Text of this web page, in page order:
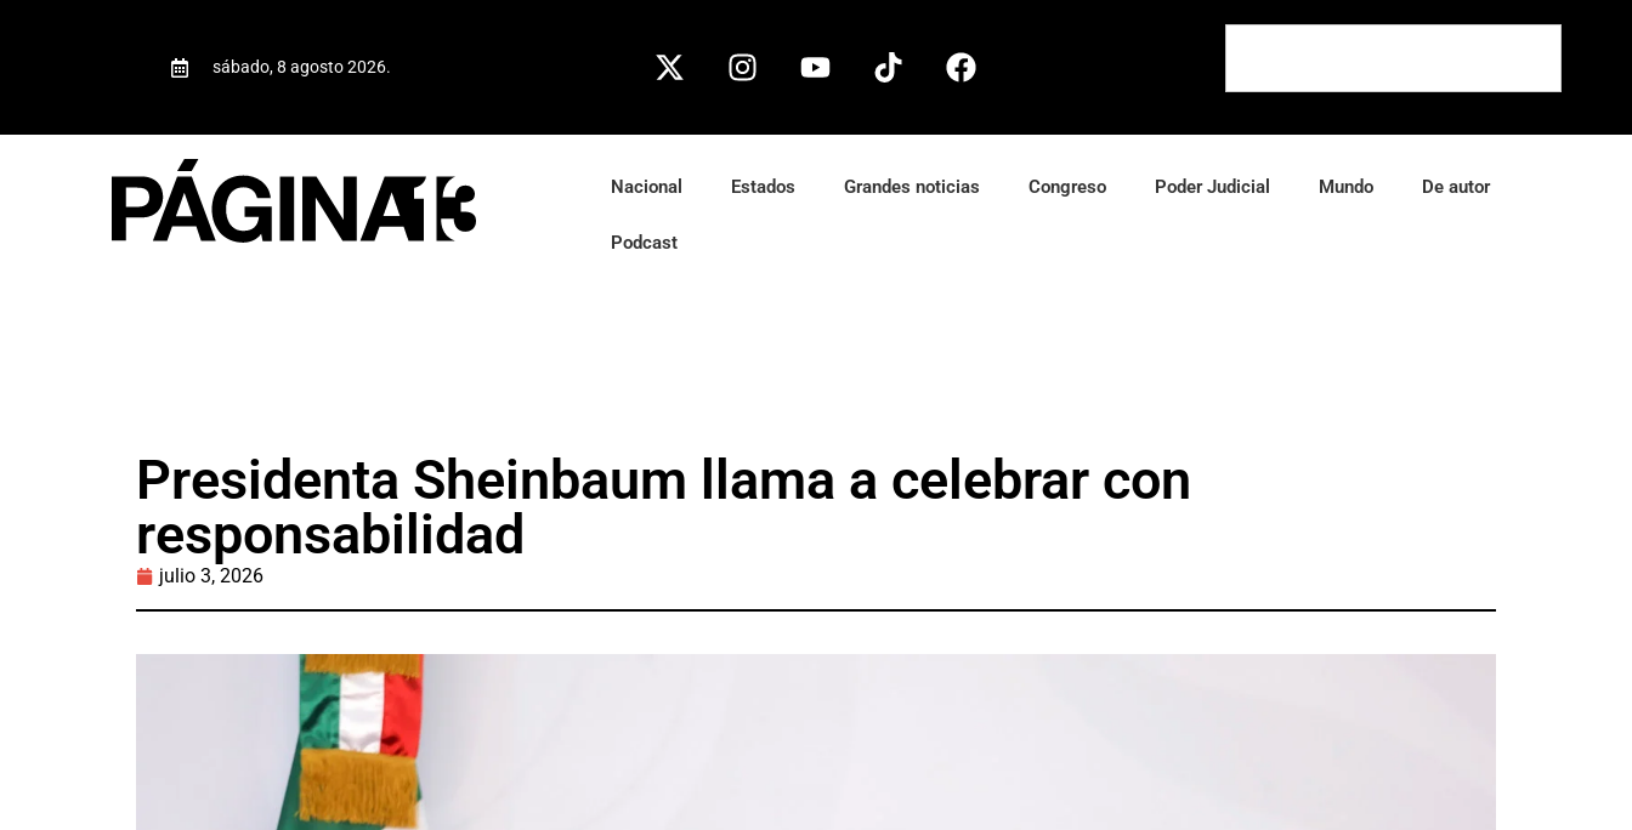
sábado, 8 agosto 2026.
Nacional Estados Grandes noticias Congreso Poder Judicial Mundo De autor
Podcast
Presidenta Sheinbaum llama a celebrar con
responsabilidad
julio 3, 2026